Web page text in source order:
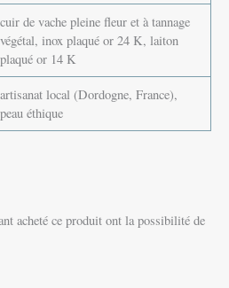
cuir de vache pleine fleur et à tannage
végétal, inox plaqué or 24 K, laiton
plaqué or 14 K
artisanat local (Dordogne, France),
peau éthique
acheté ce produit ont la possibilité de